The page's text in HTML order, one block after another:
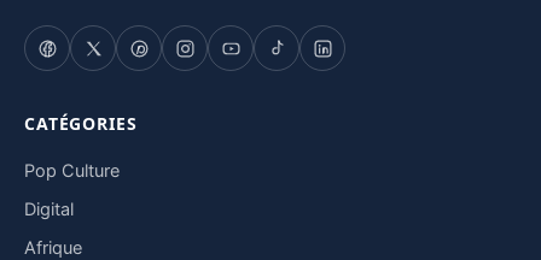
CATÉGORIES
Pop Culture
Digital
Afrique